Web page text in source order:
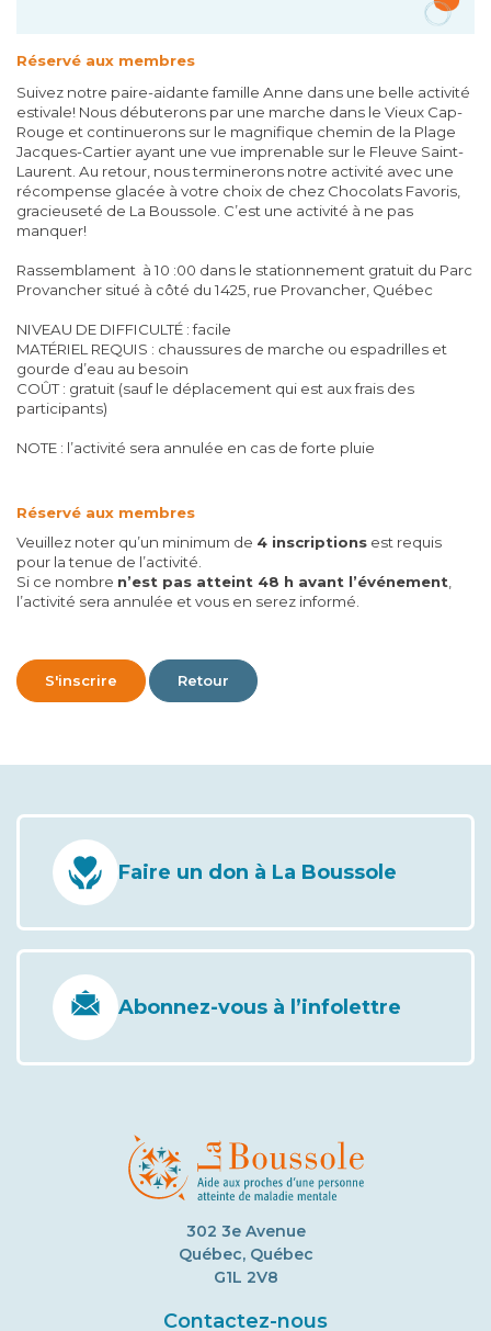
Réservé aux membres
Suivez notre paire-aidante famille Anne dans une belle activité
estivale! Nous débuterons par une marche dans le Vieux Cap-
Rouge et continuerons sur le magnifique chemin de la Plage
Jacques-Cartier ayant une vue imprenable sur le Fleuve Saint-
Laurent. Au retour, nous terminerons notre activité avec une
récompense glacée à votre choix de chez Chocolats Favoris,
gracieuseté de La Boussole. C’est une activité à ne pas
manquer!
Rassemblament à 10 :00 dans le stationnement gratuit du Parc
Provancher situé à côté du 1425, rue Provancher, Québec
NIVEAU DE DIFFICULTÉ : facile
MATÉRIEL REQUIS : chaussures de marche ou espadrilles et
gourde d’eau au besoin
COÛT : gratuit (sauf le déplacement qui est aux frais des
participants)
NOTE : l’activité sera annulée en cas de forte pluie
Réservé aux membres
Veuillez noter qu’un minimum de 4 inscriptions est requis
pour la tenue de l’activité.
Si ce nombre n’est pas atteint 48 h avant l’événement,
l’activité sera annulée et vous en serez informé.
S'inscrire Retour
Faire un don à La Boussole
Abonnez-vous à l’infolettre
302 3e Avenue
Québec, Québec
G1L 2V8
Contactez-nous